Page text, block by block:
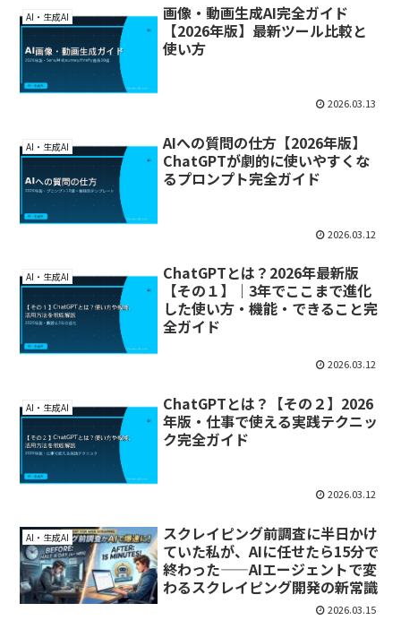
AI・生成AI
画像・動画生成AI完全ガイド
【2026年版】最新ツール比較と
使い方
2026.03.13
AI・生成AI
AIへの質問の仕方【2026年版】
ChatGPTが劇的に使いやすくな
るプロンプト完全ガイド
2026.03.12
AI・生成AI
ChatGPTとは？2026年最新版
【その１】｜3年でここまで進化
した使い方・機能・できること完
全ガイド
2026.03.12
AI・生成AI
ChatGPTとは？【その２】2026
年版・仕事で使える実践テクニッ
ク完全ガイド
2026.03.12
AI・生成AI
スクレイピング前調査に半日かけ
ていた私が、AIに任せたら15分で
終わった——AIエージェントで変
わるスクレイピング開発の新常識
2026.03.15